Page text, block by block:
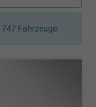
747 Fahrzeuge: